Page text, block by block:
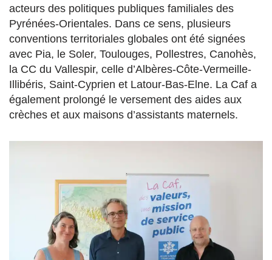
acteurs des politiques publiques familiales des
Pyrénées-Orientales. Dans ce sens, plusieurs
conventions territoriales globales ont été signées
avec Pia, le Soler, Toulouges, Pollestres, Canohès,
la CC du Vallespir, celle d’Albères-Côte-Vermeille-
Illibéris, Saint-Cyprien et Latour-Bas-Elne. La Caf a
également prolongé le versement des aides aux
crèches et aux maisons d’assistants maternels.